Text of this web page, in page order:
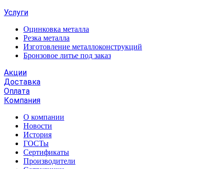
Услуги
Оцинковка металла
Резка металла
Изготовление металлоконструкций
Бронзовое литье под заказ
Акции
Доставка
Оплата
Компания
О компании
Новости
История
ГОСТы
Сертификаты
Производители